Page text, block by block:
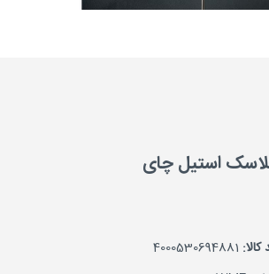
استیل چای
4000530694881